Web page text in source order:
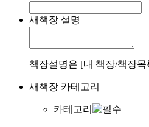
새책장 설명
책장설명은 [내 책장/책장
새책장 카테고리
카테고리